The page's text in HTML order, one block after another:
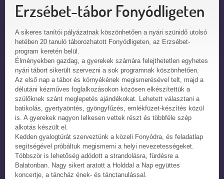
Erzsébet-tábor Fonyódligeten
A sikeres tanítói pályázatnak köszönhetően a nyári szünidő utolsó
hetében 20 tanuló táborozhatott Fonyódligeten, az Erzsébet-
program keretén belül.
Élményekben gazdag, a gyerekek számára felejthetetlen egyhetes
nyári tábort sikerült szervezni a sok programnak köszönhetően.
Az első nap a tábor és környékének megismerésével telt, majd a
délutáni kézműves foglalkozásokon közösen elkészítettük a
szülőknek szánt meglepetés ajándékokat. Lehetett választani a
batikolás, gyertyaöntés, gyöngyfűzés, emlékfüzet-készítés közül
is. A gyerekek nagyon lelkesen vettek részt és többféle szép
alkotás készült el.
Kedden gyalogtúrát szerveztünk a közeli Fonyódra, és feladatlap
segítségével próbáltuk megismerni a helyi nevezetességeket.
Többször is lehetőség adódott a strandolásra, fürdésre a
Balatonban. Nagy sikert aratott a Holddal a Nap együttes
koncertje, a táncház ének- és tánctanulással.